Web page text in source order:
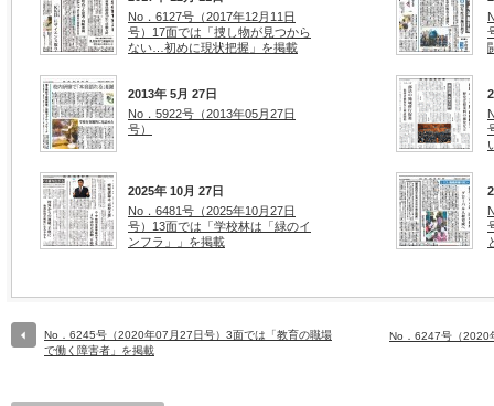
No．6127号（2017年12月11日
号）17面では「捜し物が見つから
ない…初めに現状把握」を掲載
2013年 5月 27日
No．5922号（2013年05月27日
号）
2025年 10月 27日
No．6481号（2025年10月27日
号）13面では「学校林は「緑のイ
ンフラ」」を掲載
No．6245号（2020年07月27日号）3面では「教育の職場
で働く障害者」を掲載
No．6247号（2020